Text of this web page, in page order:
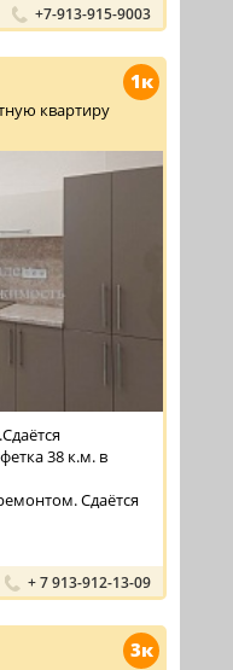
+7-913-915-9003
1к
квартиру
38 к.м. в
Сдаётся
+ 7 913-912-13-09
3к